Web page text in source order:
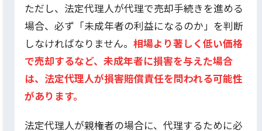
ただし、法定代理人が代理で売却手続きを進める
場合、必ず「未成年者の利益になるのか」を判断
しなければなりません。 相場より著しく低い価格
で売却するなど、未成年者に損害を与えた場合
は、法定代理人が損害賠償責任を問われる可能性
があります。
法定代理人が親権者の場合に、代理するために必